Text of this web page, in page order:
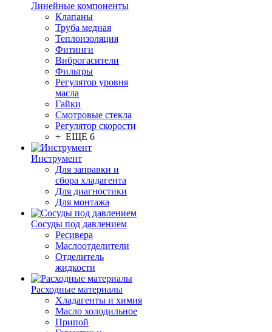
Линейные компоненты
Клапаны
Труба медная
Теплоизоляция
Фитинги
Виброгасители
Фильтры
Регулятор уровня
масла
Гайки
Смотровые стекла
Регулятор скорости
+ ЕЩЕ 6
Инструмент
Для заправки и
сбора хладагента
Для диагностики
Для монтажа
Сосуды под давлением
Ресивера
Маслоотделители
Отделитель
жидкости
Расходные материалы
Хладагенты и химия
Масло холодильное
Припой